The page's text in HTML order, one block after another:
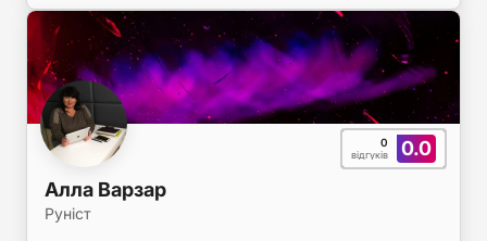
0.0
0
відгуків
Алла Варзар
Руніст